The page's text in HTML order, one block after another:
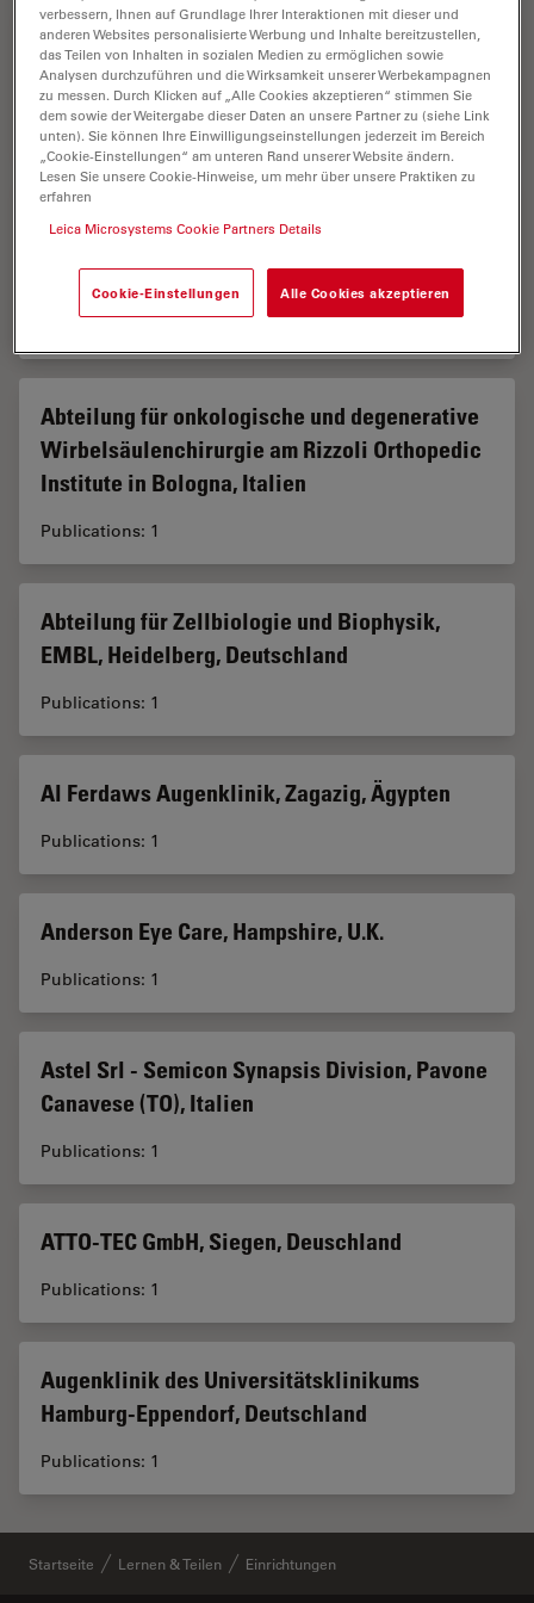
Abrahamson Pediatric Eye Institute,
Cincinnati Children’s Hospital Medical Center
Publications: 2
Abteilung für Hals-, Nasen- und
Ohrenheilkunde am Universitätskrankenhaus
von Bordeaux, Frankreich
Abteilung für onkologische und degenerative
Wirbelsäulenchirurgie am Rizzoli Orthopedic
Institute in Bologna, Italien
Publications: 1
Abteilung für Zellbiologie und Biophysik,
EMBL, Heidelberg, Deutschland
Publications: 1
Al Ferdaws Augenklinik, Zagazig, Ägypten
Publications: 1
Anderson Eye Care, Hampshire, U.K.
Publications: 1
Astel Srl - Semicon Synapsis Division, Pavone
Canavese (TO), Italien
Publications: 1
ATTO-TEC GmbH, Siegen, Deuschland
Publications: 1
Augenklinik des Universitätsklinikums
Hamburg-Eppendorf, Deutschland
Publications: 1
Startseite Lernen & Teilen Einrichtungen
verbessern, Ihnen auf Grundlage Ihrer Interaktionen mit dieser und
anderen Websites personalisierte Werbung und Inhalte bereitzustellen,
das Teilen von Inhalten in sozialen Medien zu ermöglichen sowie
Analysen durchzuführen und die Wirksamkeit unserer Werbekampagnen
zu messen. Durch Klicken auf „Alle Cookies akzeptieren“ stimmen Sie
dem sowie der Weitergabe dieser Daten an unsere Partner zu (siehe Link
unten). Sie können Ihre Einwilligungseinstellungen jederzeit im Bereich
„Cookie-Einstellungen“ am unteren Rand unserer Website ändern.
Lesen Sie unsere Cookie-Hinweise, um mehr über unsere Praktiken zu
erfahren
Leica Microsystems Cookie Partners Details
Cookie-Einstellungen Alle Cookies akzeptieren